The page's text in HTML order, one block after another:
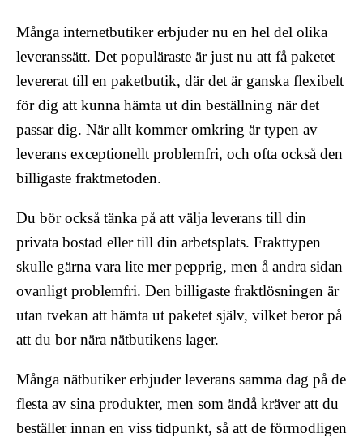
Många internetbutiker erbjuder nu en hel del olika
leveranssätt. Det populäraste är just nu att få paketet
levererat till en paketbutik, där det är ganska flexibelt
för dig att kunna hämta ut din beställning när det
passar dig. När allt kommer omkring är typen av
leverans exceptionellt problemfri, och ofta också den
billigaste fraktmetoden.
Du bör också tänka på att välja leverans till din
privata bostad eller till din arbetsplats. Frakttypen
skulle gärna vara lite mer pepprig, men å andra sidan
ovanligt problemfri. Den billigaste fraktlösningen är
utan tvekan att hämta ut paketet själv, vilket beror på
att du bor nära nätbutikens lager.
Många nätbutiker erbjuder leverans samma dag på de
flesta av sina produkter, men som ändå kräver att du
beställer innan en viss tidpunkt, så att de förmodligen